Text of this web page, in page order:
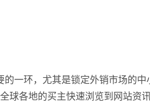
一环，尤其是锁定外销市场的
球各地的买主快速浏览到网站资